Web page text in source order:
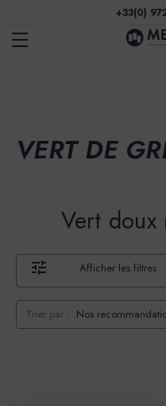
+33(0)
VERT DE
Vert doux
Afficher les filtres
Trier par :